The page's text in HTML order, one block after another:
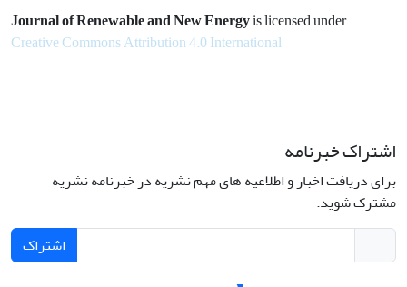
Journal of Renewable and New Energyis licensed under
Creative Commons Attribution 4.0 International
اشتراک خبرنامه
برای دریافت اخبار و اطلاعیه های مهم نشریه در خبرنامه نشریه
مشترک شوید.
اشتراک